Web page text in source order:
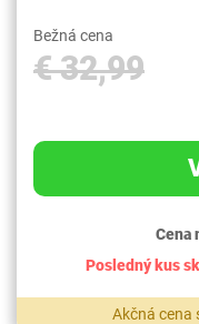
Bežná cena
€ 32,99
Cena
Posledný kus
Akčná cena